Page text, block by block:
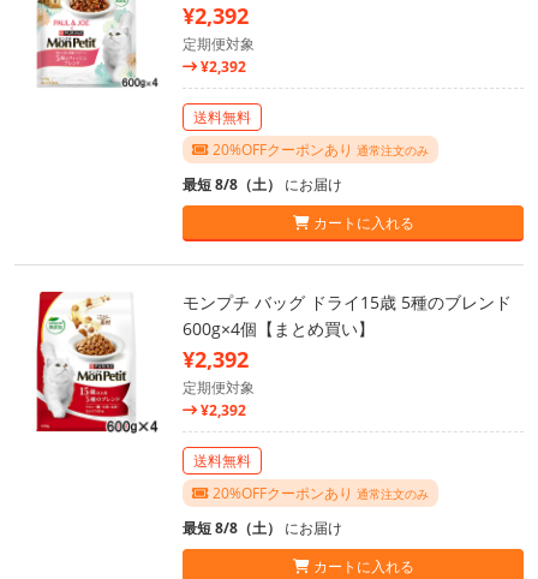
¥2,392
定期便対象
¥2,392
送料無料
20%OFFクーポンあり 通常注文のみ
最短 8/8（土） にお届け
カートに入れる
モンプチ バッグ ドライ15歳 5種のブレンド
600g×4個【まとめ買い】
¥2,392
定期便対象
¥2,392
送料無料
20%OFFクーポンあり 通常注文のみ
最短 8/8（土） にお届け
カートに入れる